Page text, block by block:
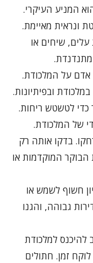
המניע העיקרי.
ונראית מאיימת.
שיחים או
מתנדנדת.
על המלכודת.
ובפיתיונות.
לטשטש ריחות.
של המלכודת.
בדקו אותה רק
המוקדמות או
חשוף לשמש או
גבוהה, והגנו
להיכנס למלכודת
זמן. חתולים